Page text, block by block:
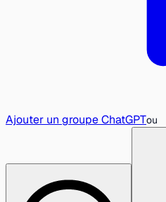
Ajouter un groupe ChatGPTou